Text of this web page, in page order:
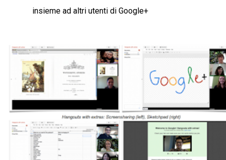
insieme ad altri utenti di Google+